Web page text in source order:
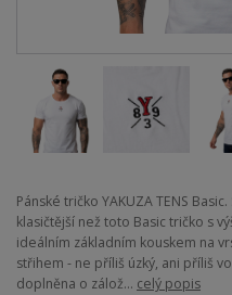
Pánské tričko YAKUZA TENS
klasičtější než toto Basic tričko s
ideálním základním kouskem na
střihem - ne příliš úzký, ani příliš
doplněna o zálož... celý popis